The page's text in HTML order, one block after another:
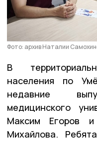
Фото: архив Наталии
В
населения по
недавние
медицинского
Максим Егоров и
Михайлова.